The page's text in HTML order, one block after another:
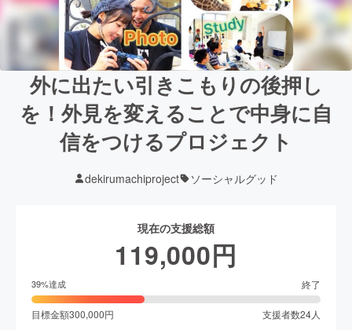
外に出たい引きこもりの後押し
を！外見を変えることで中身に自
信をつけるプロジェクト
dekirumachiproject ソーシャルグッド
現在の支援総額
119,000円
39%達成 終了
目標金額300,000円 支援者数24人